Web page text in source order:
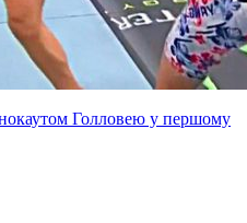
Голловею у першому